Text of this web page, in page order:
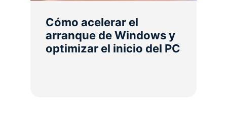
Cómo acelerar el
arranque de Windows y
optimizar el inicio del PC